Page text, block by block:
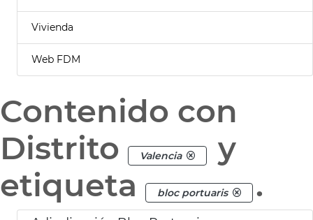
Vivienda
Web FDM
Contenido con
Distrito
Valencia
y
etiqueta
bloc portuaris .